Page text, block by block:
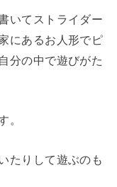
いてストライダー
にあるお人形でピ
分の中で遊びがた
。
たりして遊ぶのも